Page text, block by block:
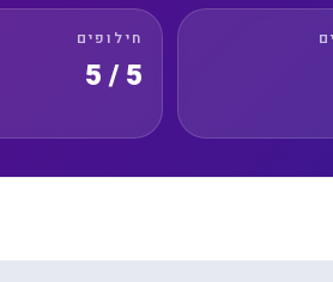
חילופים
5 / 5